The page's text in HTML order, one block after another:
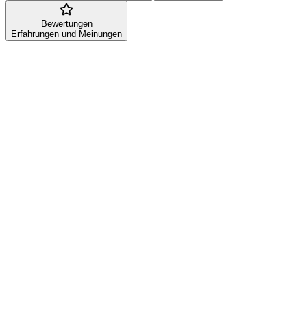
Bewertungen
Erfahrungen und Meinungen